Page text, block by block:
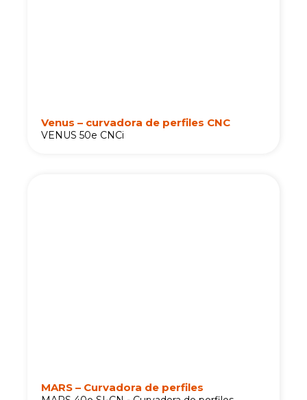
Venus – curvadora de perfiles CNC
VENUS 50e CNCi
MARS – Curvadora de perfiles